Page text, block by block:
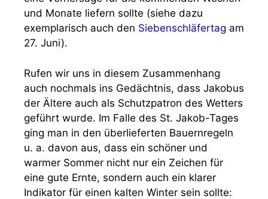
und Monate liefern sollte (siehe dazu
exemplarisch auch den Siebenschläfertag am
27. Juni).
Rufen wir uns in diesem Zusammenhang
auch nochmals ins Gedächtnis, dass Jakobus
der Ältere auch als Schutzpatron des Wetters
geführt wurde. Im Falle des St. Jakob-Tages
ging man in den überlieferten Bauernregeln
u. a. davon aus, dass ein schöner und
warmer Sommer nicht nur ein Zeichen für
eine gute Ernte, sondern auch ein klarer
Indikator für einen kalten Winter sein sollte: